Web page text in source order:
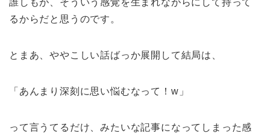
誰しもが、そういう感覚を生まれながらにして持って
るからだと思うのです。
とまあ、ややこしい話ばっか展開して結局は、
「あんまり深刻に思い悩むなって！w」
って言うてるだけ、みたいな記事になってしまった感